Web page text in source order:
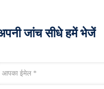
जांच सीधे हमें भेजें